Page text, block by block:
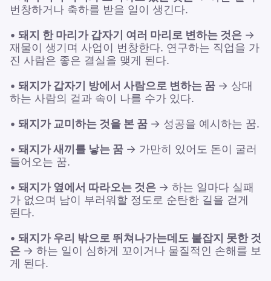
번창하거나 축하를 받을 일이 생긴다.
• 돼지 한 마리가 갑자기 여러 마리로 변하는 것은 →
재물이 생기며 사업이 번창한다. 연구하는 직업을 가
진 사람은 좋은 결실을 맺게 된다.
• 돼지가 갑자기 방에서 사람으로 변하는 꿈 → 상대
하는 사람의 겉과 속이 나를 수가 있다.
• 돼지가 교미하는 것을 본 꿈 → 성공을 예시하는 꿈.
• 돼지가 새끼를 낳는 꿈 → 가만히 있어도 돈이 굴러
들어오는 꿈.
• 돼지가 옆에서 따라오는 것은 → 하는 일마다 실패
가 없으며 남이 부러워할 정도로 순탄한 길을 걷게
된다.
• 돼지가 우리 밖으로 뛰쳐나가는데도 붙잡지 못한 것
은 → 하는 일이 심하게 꼬이거나 물질적인 손해를 보
게 된다.